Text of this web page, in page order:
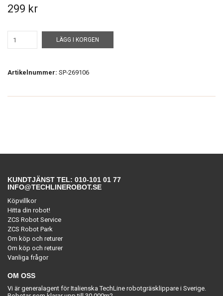
299 kr
LÄGG I KORGEN
Artikelnummer: SP-269106
KUNDTJÄNST TEL: 010-101 01 77
INFO@TECHLINEROBOT.SE
Köpvillkor
Hitta din robot!
ZCS Robot Service
ZCS Robot Park
Om köp och returer
Om köp och returer
Vanliga frågor
OM OSS
Vi är generalagent för Italienska TechLine robotgräsklippare i Sverige.